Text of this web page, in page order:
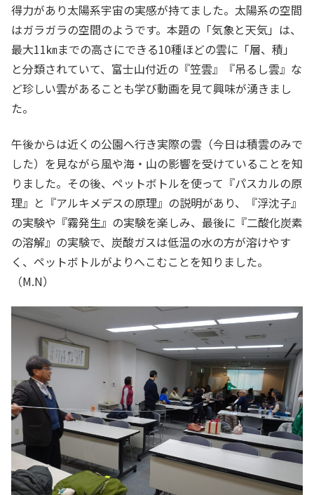
得力があり太陽系宇宙の実感が持てました。太陽系の空間
はガラガラの空間のようです。本題の「気象と天気」は、
最大11㎞までの高さにできる10種ほどの雲に「層、積」
と分類されていて、富士山付近の『笠雲』『吊るし雲』な
ど珍しい雲があることも学び動画を見て興味が湧きまし
た。
午後からは近くの公園へ行き実際の雲（今日は積雲のみで
した）を見ながら風や海・山の影響を受けていることを知
りました。その後、ペットボトルを使って『パスカルの原
理』と『アルキメデスの原理』の説明があり、『浮沈子』
の実験や『霧発生』の実験を楽しみ、最後に『二酸化炭素
の溶解』の実験で、炭酸ガスは低温の水の方が溶けやす
く、ペットボトルがよりへこむことを知りました。
（M.N）